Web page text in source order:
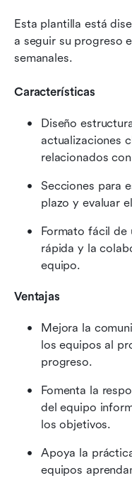
Esta plantilla está
a seguir su progreso
semanales.
Características
Diseño
actualizaciones
relacionados
Secciones para
plazo y evaluar
Formato fácil de
rápida y la
equipo.
Ventajas
Mejora la
los equipos al
progreso.
Fomenta la
del equipo
los objetivos.
Apoya la
equipos